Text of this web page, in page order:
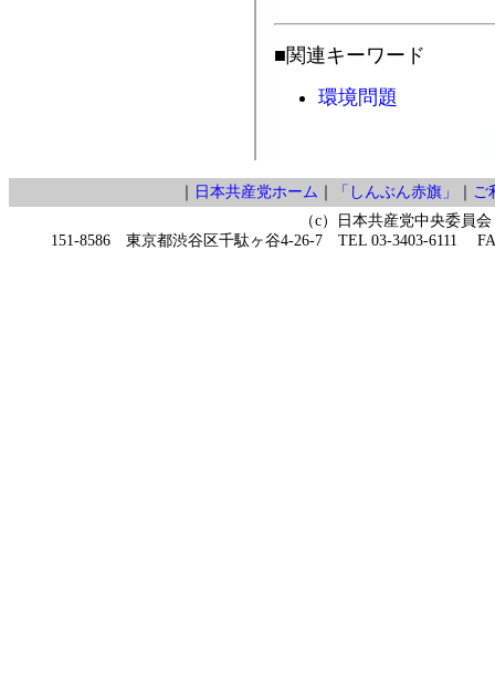
■関連キーワード
環境問題
｜ 日本共産党ホーム ｜ 「しんぶん赤旗」 ｜ ご
（c）日本共産党中央委員会
151-8586 東京都渋谷区千駄ヶ谷4-26-7 TEL 03-3403-6111